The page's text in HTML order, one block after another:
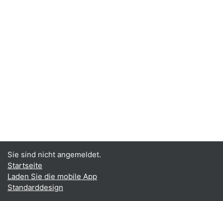
Sie sind nicht angemeldet.
Startseite
Laden Sie die mobile App
Standarddesign